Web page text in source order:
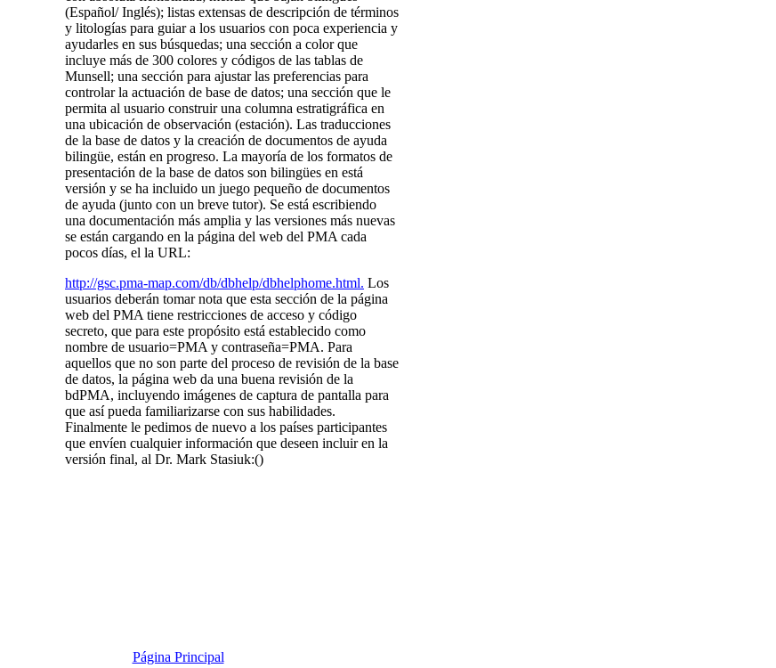
(Español/ Inglés); listas extensas de descripción de términos
y litologías para guiar a los usuarios con poca experiencia y
ayudarles en sus búsquedas; una sección a color que
incluye más de 300 colores y códigos de las tablas de
Munsell; una sección para ajustar las preferencias para
controlar la actuación de base de datos; una sección que le
permita al usuario construir una columna estratigráfica en
una ubicación de observación (estación). Las traducciones
de la base de datos y la creación de documentos de ayuda
bilingüe, están en progreso. La mayoría de los formatos de
presentación de la base de datos son bilingües en está
versión y se ha incluido un juego pequeño de documentos
de ayuda (junto con un breve tutor). Se está escribiendo
una documentación más amplia y las versiones más nuevas
se están cargando en la página del web del PMA cada
pocos días, el la URL:
http://gsc.pma-map.com/db/dbhelp/dbhelphome.html. Los
usuarios deberán tomar nota que esta sección de la página
web del PMA tiene restricciones de acceso y código
secreto, que para este propósito está establecido como
nombre de usuario=PMA y contraseña=PMA. Para
aquellos que no son parte del proceso de revisión de la base
de datos, la página web da una buena revisión de la
bdPMA, incluyendo imágenes de captura de pantalla para
que así pueda familiarizarse con sus habilidades.
Finalmente le pedimos de nuevo a los países participantes
que envíen cualquier información que deseen incluir en la
versión final, al Dr. Mark Stasiuk:()
Página Principal